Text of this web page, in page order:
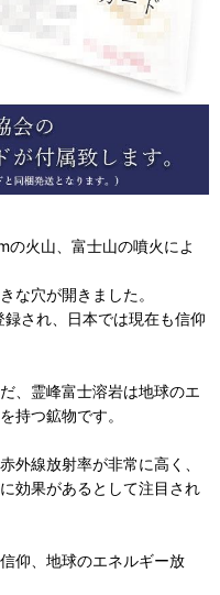
火山、富士山の噴火によ
な穴が開きました。
され、日本では現在も信仰
、霊峰富士溶岩は地球のエ
持つ鉱物です。
外線放射率が非常に高く、
効果があるとして注目され
仰、地球のエネルギー放